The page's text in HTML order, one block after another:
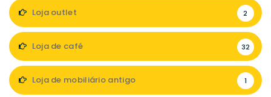
Loja outlet 2
Loja de café 32
Loja de mobiliário antigo 1